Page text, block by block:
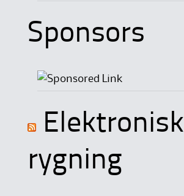
Sponsors
Elektronisk
rygning